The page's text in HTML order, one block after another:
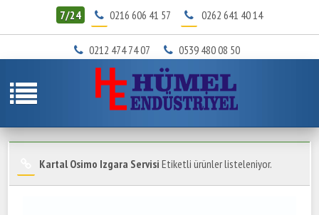
7/24 0216 606 41 57 0262 641 40 14
0212 474 74 07 0539 480 08 50
Kartal Osimo Izgara Servisi Etiketli ürünler listeleniyor.